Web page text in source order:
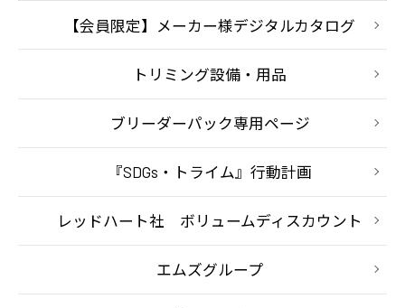
【会員限定】メーカー様デジタルカタログ
トリミング設備・用品
ブリーダーパック専用ページ
『SDGs・トライム』行動計画
レッドハート社 ボリュームディスカウント
エムズグループ